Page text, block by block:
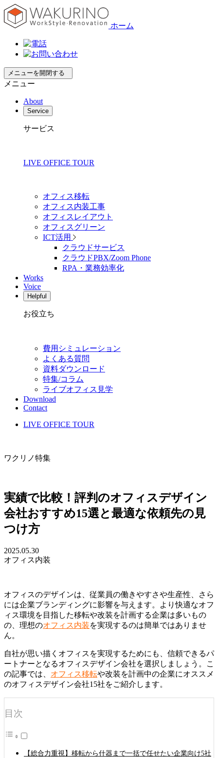
ホーム
メニューを開閉する
メニュー
About
Service
サービス
LIVE OFFICE TOUR
オフィス移転
オフィス内装工事
オフィスレイアウト
オフィスグリーン
ICT活用
クラウドサービス
クラウドPBX/Zoom Phone
RPA・業務効率化
Works
Voice
Helpful
お役立ち
費用シミュレーション
よくある質問
資料ダウンロード
特集/コラム
ライブオフィス見学
Download
Contact
LIVE OFFICE TOUR
ワクリノ特集
実績で比較！評判のオフィスデザイン
会社おすすめ15選と最適な依頼先の見
つけ方
2025.05.30
オフィス内装
オフィスのデザインは、従業員の働きやすさや生産性、さら
には企業ブランディングに影響を与えます。より快適なオフ
ィス環境を目指した移転や改装を計画する企業は多いもの
の、理想のオフィス内装を実現するのは簡単ではありませ
ん。
自社が思い描くオフィスを実現するためにも、信頼できるパ
ートナーとなるオフィスデザイン会社を選択しましょう。こ
の記事では、 オフィス移転や改装を計画中の企業にオススメ
のオフィスデザイン会社15社をご紹介します。
目次
【総合力重視】移転から什器まで一括で任せたい企業向け5社